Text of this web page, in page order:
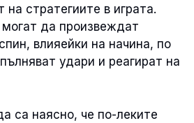
на стратегиите в играта.
могат да произвеждат
влияейки на начина, по
удари и реагират на
са наясно, че по-леките